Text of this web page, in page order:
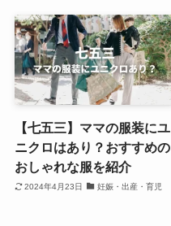
【七五三】ママの服装にユ
ニクロはあり？おすすめの
おしゃれな服を紹介
2024年4月23日 妊娠・出産・育児